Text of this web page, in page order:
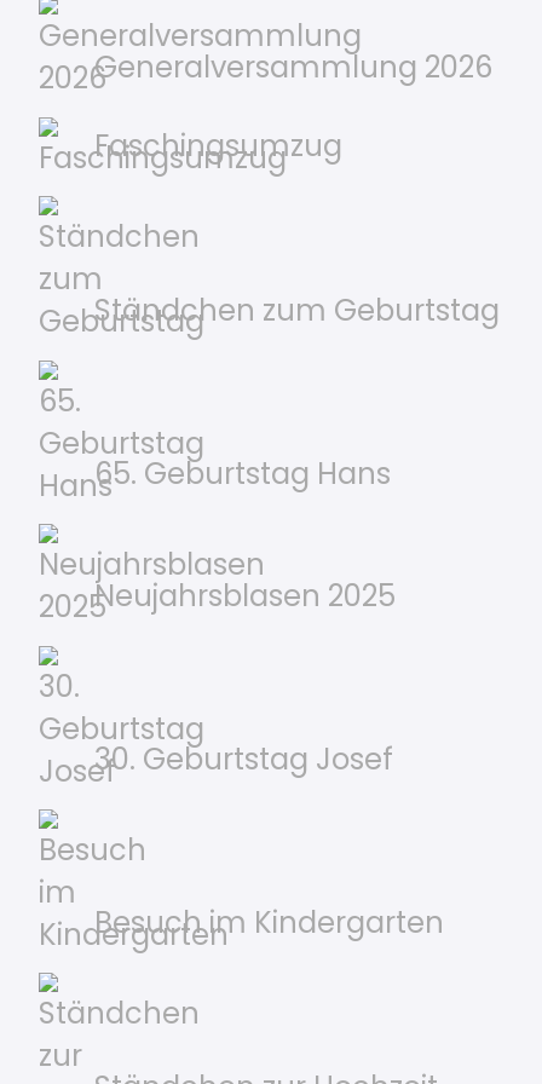
Generalversammlung 2026
Faschingsumzug
Ständchen zum Geburtstag
65. Geburtstag Hans
Neujahrsblasen 2025
30. Geburtstag Josef
Besuch im Kindergarten